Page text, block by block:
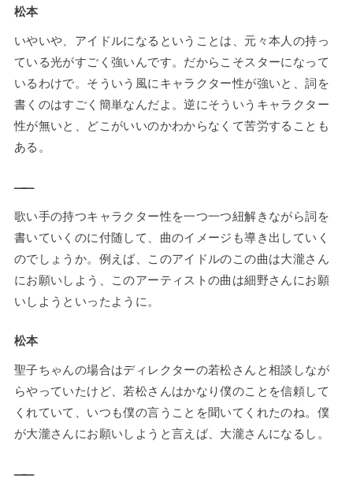
松本
いやいや、アイドルになるということは、元々本人の持っ
ている光がすごく強いんです。だからこそスターになって
いるわけで。そういう風にキャラクター性が強いと、詞を
書くのはすごく簡単なんだよ。逆にそういうキャラクター
性が無いと、どこがいいのかわからなくて苦労することも
ある。
——
歌い手の持つキャラクター性を一つ一つ紐解きながら詞を
書いていくのに付随して、曲のイメージも導き出していく
のでしょうか。例えば、このアイドルのこの曲は大瀧さん
にお願いしよう、このアーティストの曲は細野さんにお願
いしようといったように。
松本
聖子ちゃんの場合はディレクターの若松さんと相談しなが
らやっていたけど、若松さんはかなり僕のことを信頼して
くれていて、いつも僕の言うことを聞いてくれたのね。僕
が大瀧さんにお願いしようと言えば、大瀧さんになるし。
——